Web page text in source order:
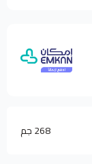
268 جم